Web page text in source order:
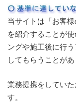
当サイトは「お客
を紹介することが
ングや施工後に行
してもらうことがあ
業務提携をしてい
す。